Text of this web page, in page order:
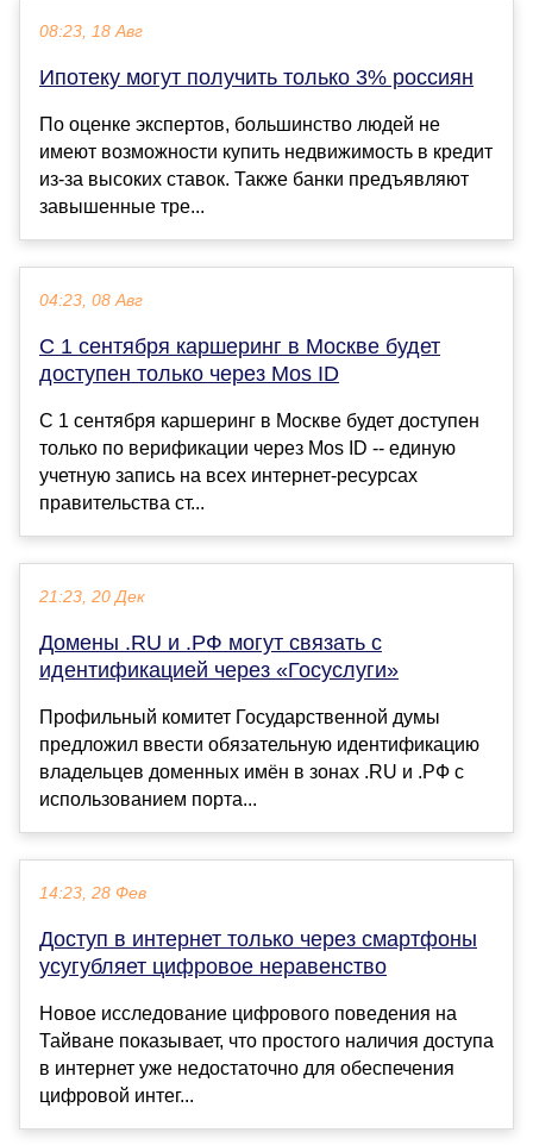
08:23, 18 Авг
Ипотеку могут получить только 3% россиян
По оценке экспертов, большинство людей не
имеют возможности купить недвижимость в кредит
из-за высоких ставок. Также банки предъявляют
завышенные тре...
04:23, 08 Авг
С 1 сентября каршеринг в Москве будет
доступен только через Mos ID
С 1 сентября каршеринг в Москве будет доступен
только по верификации через Mos ID -- единую
учетную запись на всех интернет-ресурсах
правительства ст...
21:23, 20 Дек
Домены .RU и .РФ могут связать с
идентификацией через «Госуслуги»
Профильный комитет Государственной думы
предложил ввести обязательную идентификацию
владельцев доменных имён в зонах .RU и .РФ с
использованием порта...
14:23, 28 Фев
Доступ в интернет только через смартфоны
усугубляет цифровое неравенство
Новое исследование цифрового поведения на
Тайване показывает, что простого наличия доступа
в интернет уже недостаточно для обеспечения
цифровой интег...